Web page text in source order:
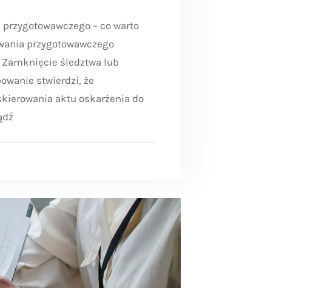
– co warto
przygotowawczego
śledztwa lub
stwierdzi, że
aktu oskarżenia do